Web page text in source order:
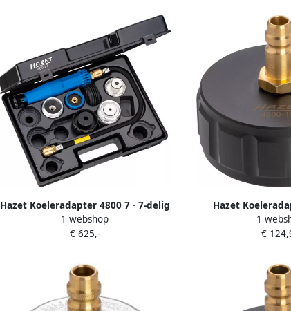
Hazet Koeleradapter 4800 7 · 7-delig
1 webshop
€ 625,-
Hazet
1
€